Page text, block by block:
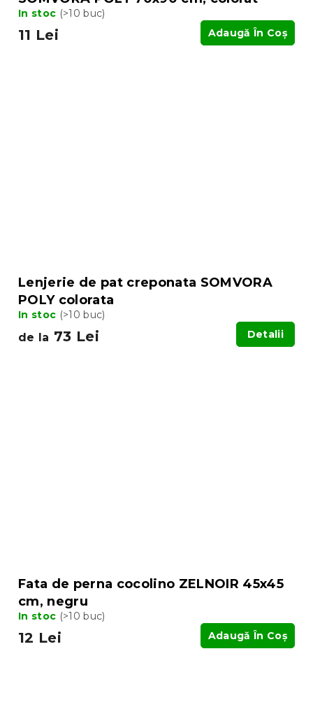
In stoc (>10 buc)
11 Lei Adaugă În Coş
Lenjerie de pat creponata SOMVORA
POLY colorata
In stoc (>10 buc)
de la 73 Lei Detalii
Fata de perna cocolino ZELNOIR 45x45
cm, negru
In stoc (>10 buc)
12 Lei Adaugă În Coş